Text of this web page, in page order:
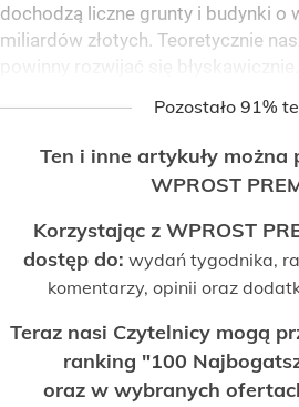
dochodzą liczne grunty i budynki o
miliardów złotych. Teoretycznie
powinny rozwijać się błyskawicznie.
Pozostało 91%
Ten i inne artykuły można
WPROST
Korzystając z WPROST
dostęp do: wydań tygodnika,
komentarzy, opinii oraz
Teraz nasi Czytelnicy mogą
ranking "100
oraz w wybranych